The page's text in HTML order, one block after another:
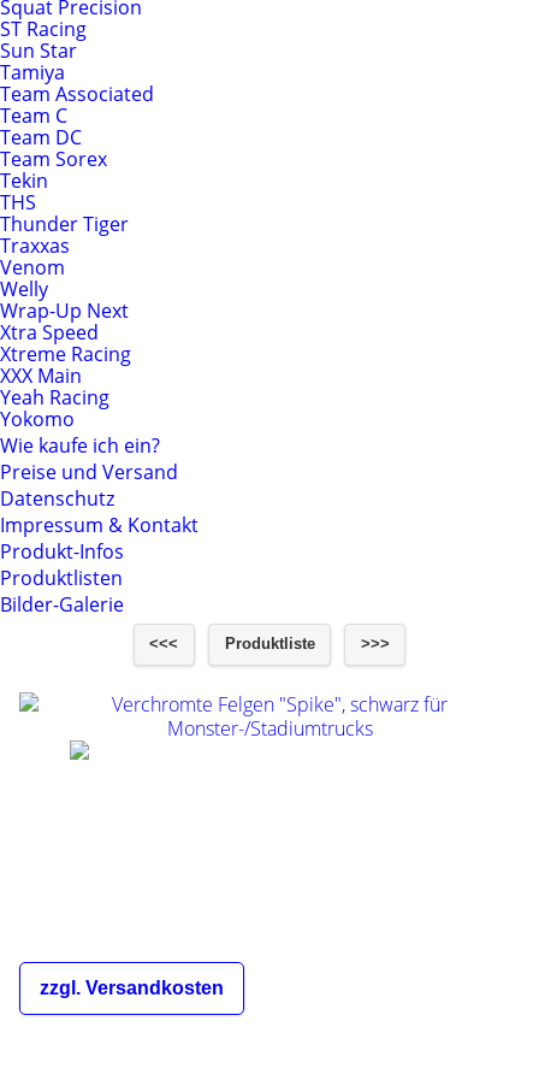
Squat Precision
ST Racing
Sun Star
Tamiya
Team Associated
Team C
Team DC
Team Sorex
Tekin
THS
Thunder Tiger
Traxxas
Venom
Welly
Wrap-Up Next
Xtra Speed
Xtreme Racing
XXX Main
Yeah Racing
Yokomo
Wie kaufe ich ein?
Preise und Versand
Datenschutz
Impressum & Kontakt
Produkt-Infos
Produktlisten
Bilder-Galerie
<<< Produktliste >>>
zzgl. Versandkosten